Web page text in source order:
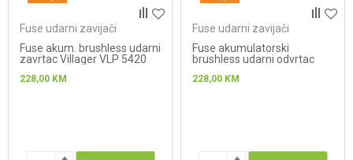
Fuse udarni zavijači
Fuse akum. brushless udarni
zavrtac Villager VLP 5420
228,00 KM
Fuse udarni zavijači
Fuse akumulatorski
brushless udarni odvrtac
228,00 KM